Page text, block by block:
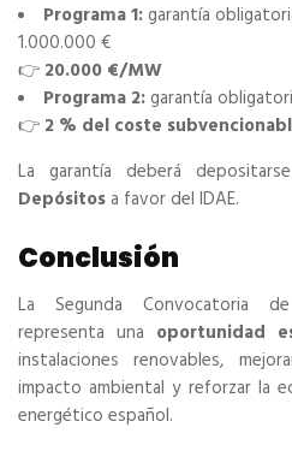
Programa 1: garantía
1.000.000 €
👉 20.000 €/MW
Programa 2: garantía
👉 2 % del coste
La garantía deberá
Depósitosa favor del IDAE.
Conclusión
La Segunda Convocatoria de
representa una oportunidad
instalaciones renovables,
impacto ambiental y reforzar la
energético español.